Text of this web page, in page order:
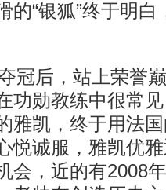
的“银狐”终于明
后，站上荣誉巅
功勋教练中很常
雅凯，终于用法
悦诚服，雅凯优
会，近的有2008